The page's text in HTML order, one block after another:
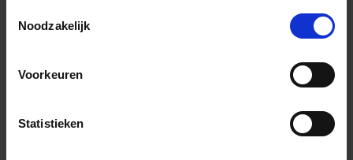
Noodzakelijk
Voorkeuren
Statistieken